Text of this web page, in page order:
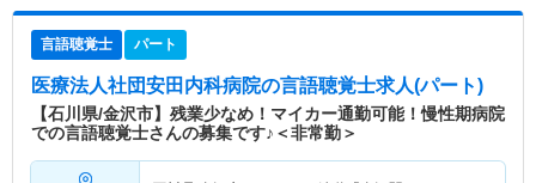
言語聴覚士 パート
医療法人社団安田内科病院の言語聴覚士求人(パート)
【石川県/金沢市】残業少なめ！マイカー通勤可能！慢性期病院
での言語聴覚士さんの募集です♪＜非常勤＞